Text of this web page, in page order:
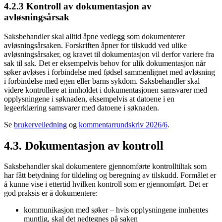
4.2.3 Kontroll av dokumentasjon av
avløsningsårsak
Saksbehandler skal alltid åpne vedlegg som dokumenterer
avløsningsårsaken. Forskriften åpner for tilskudd ved ulike
avløsningsårsaker, og kravet til dokumentasjon vil derfor variere fra
sak til sak. Det er eksempelvis behov for ulik dokumentasjon når
søker avløses i forbindelse med fødsel sammenlignet med avløsning
i forbindelse med egen eller barns sykdom. Saksbehandler skal
videre kontrollere at innholdet i dokumentasjonen samsvarer med
opplysningene i søknaden, eksempelvis at datoene i en
legeerklæring samsvarer med datoene i søknaden.
Se brukerveiledning og kommentarrundskriv 2026/6.
4.3. Dokumentasjon av kontroll
Saksbehandler skal dokumentere gjennomførte kontrolltiltak som
har fått betydning for tildeling og beregning av tilskudd. Formålet er
å kunne vise i ettertid hvilken kontroll som er gjennomført. Det er
god praksis er å dokumentere:
kommunikasjon med søker – hvis opplysningene innhentes
muntlig, skal det nedtegnes på saken